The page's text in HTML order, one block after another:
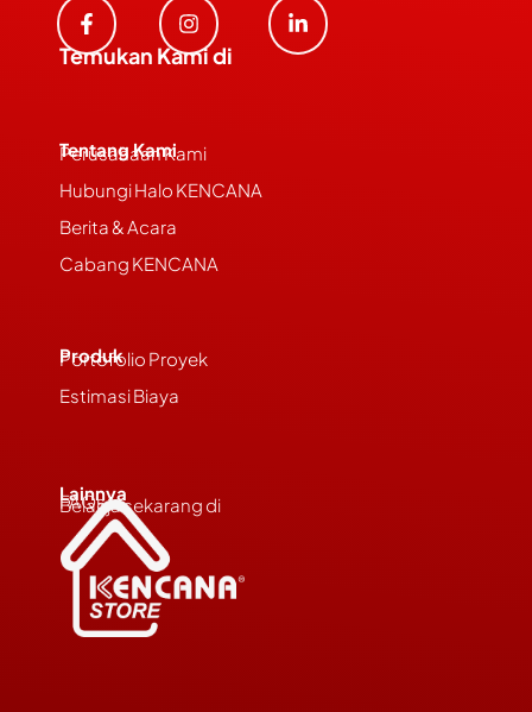
Temukan Kami di
Tentang Kami
Perusahaan Kami
Hubungi Halo KENCANA
Berita & Acara
Cabang KENCANA
Produk
Portofolio Proyek
Estimasi Biaya
Lainnya
FAQs
Belanja sekarang di